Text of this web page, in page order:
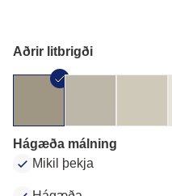
Aðrir litbrigði
Hágæða málning
Mikil þekja